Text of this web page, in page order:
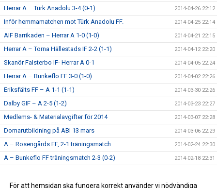
Herrar A – Türk Anadolu 3-4 (0-1) 2014-04-26 22:12
Inför hemmamatchen mot Türk Anadolu FF. 2014-04-25 22:14
AIF Barrikaden – Herrar A 1-0 (1-0) 2014-04-21 22:15
Herrar A – Torna Hällestads IF 2-2 (1-1) 2014-04-12 22:20
Skanör Falsterbo IF- Herrar A 0-1 2014-04-05 22:24
Herrar A – Bunkeflo FF 3-0 (1-0) 2014-04-02 22:26
Eriksfälts FF – A 1-1 (1-1) 2014-03-30 22:26
Dalby GIF – A 2-5 (1-2) 2014-03-23 22:27
Medlems- & Materialavgifter för 2014 2014-03-07 22:28
Domarutbildning på ABI 13 mars 2014-03-06 22:29
A – Rosengårds FF, 2-1 träningsmatch 2014-02-24 22:30
A – Bunkeflo FF träningsmatch 2-3 (0-2) 2014-02-18 22:31
Årets första avgift 2014-01-20 22:32
För att hemsidan ska fungera korrekt använder vi nödvändiga